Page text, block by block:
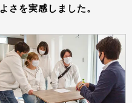
よさを実感しました。